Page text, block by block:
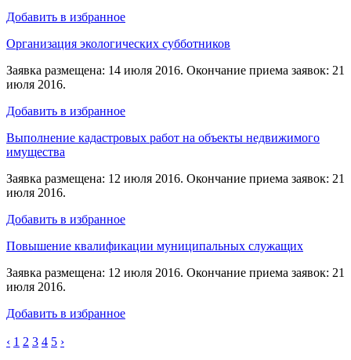
Добавить в избранное
Организация экологических субботников
Заявка размещена: 14 июля 2016. Окончание приема заявок: 21
июля 2016.
Добавить в избранное
Выполнение кадастровых работ на объекты недвижимого
имущества
Заявка размещена: 12 июля 2016. Окончание приема заявок: 21
июля 2016.
Добавить в избранное
Повышение квалификации муниципальных служащих
Заявка размещена: 12 июля 2016. Окончание приема заявок: 21
июля 2016.
Добавить в избранное
‹ 1 2 3 4 5 ›